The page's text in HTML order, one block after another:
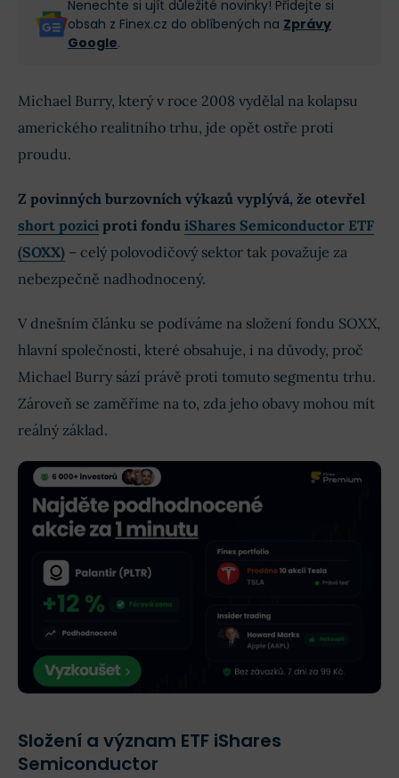
Nenechte si ujít důležité novinky! Přidejte si
obsah z Finex.cz do oblíbených na Zprávy
Google.
Michael Burry, který v roce 2008 vydělal na kolapsu
amerického realitního trhu, jde opět ostře proti
proudu.
Z povinných burzovních výkazů vyplývá, že otevřel
short pozici proti fondu iShares Semiconductor ETF
(SOXX) – celý polovodičový sektor tak považuje za
nebezpečně nadhodnocený.
V dnešním článku se podíváme na složení fondu SOXX,
hlavní společnosti, které obsahuje, i na důvody, proč
Michael Burry sází právě proti tomuto segmentu trhu.
Zároveň se zaměříme na to, zda jeho obavy mohou mít
reálný základ.
Složení a význam ETF iShares
Semiconductor